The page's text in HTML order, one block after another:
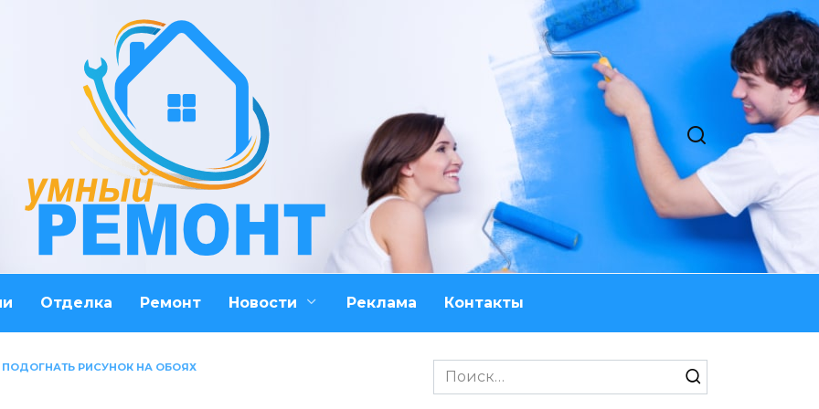
Отделка Ремонт Новости Реклама Контакты
ПОДОГНАТЬ РИСУНОК НА ОБОЯХ
Search
for: